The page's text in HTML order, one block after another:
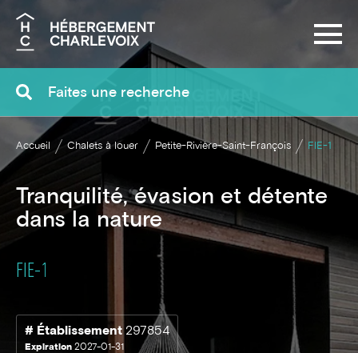
Recherche
Accueil Chalets à louer Petite-Rivière-Saint-François FIE-1
Tranquilité, évasion et détente
dans la nature
FIE-1
# Établissement 297854
Expiration 2027-01-31